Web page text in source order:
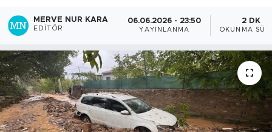
MERVE NUR KARA
EDITÖR
06.06.2026 - 23:50
YAYINLANMA
2 DK
OKUNMA
Son Dakika Haberleri